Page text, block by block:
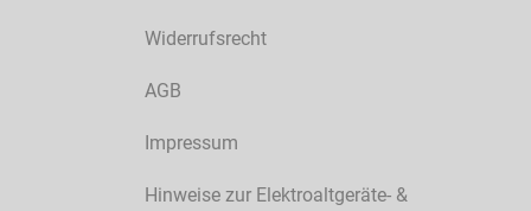
Widerrufsrecht
AGB
Impressum
Hinweise zur Elektroaltgeräte- &